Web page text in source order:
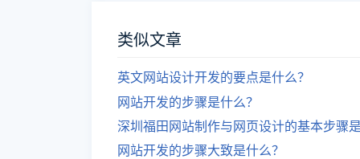
类似文章
英文网站设计开发的要点是什么？
网站开发的步骤是什么？
深圳福田网站制作与网页设计的基本步骤
网站开发的步骤大致是什么？